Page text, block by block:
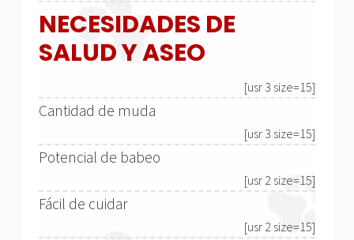
NECESIDADES DE
SALUD Y ASEO
[usr 3 size=15]
Cantidad de muda
[usr 3 size=15]
Potencial de babeo
[usr 2 size=15]
Fácil de cuidar
[usr 2 size=15]